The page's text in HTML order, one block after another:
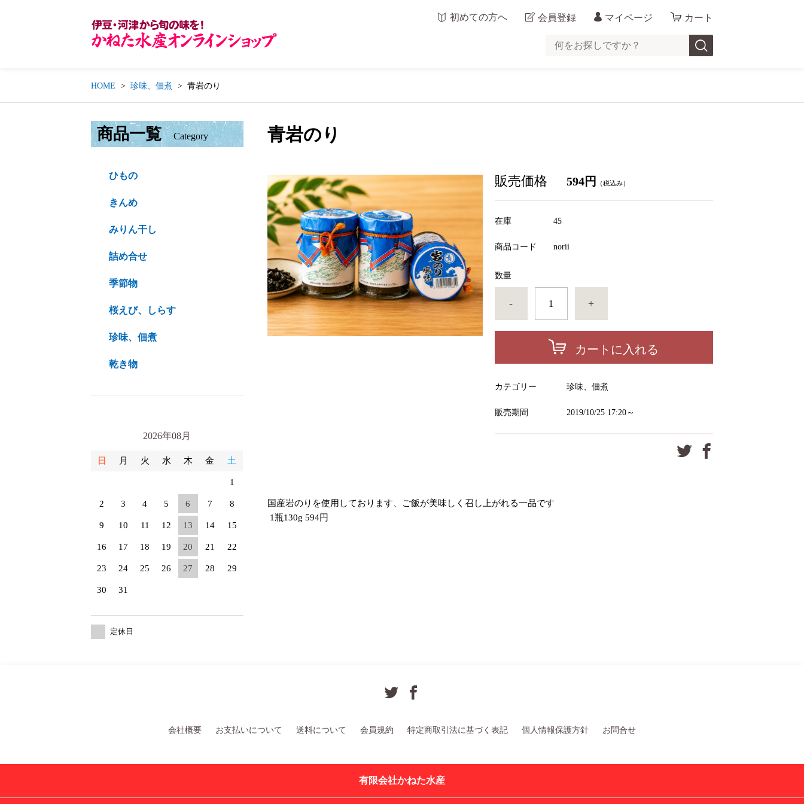
初めての方へ 会員登録 マイページ カート
HOME 珍味、佃煮 青岩のり
青岩のり
販売価格 594円 （税込み）
在庫 45
商品コード norii
数量
- +
カートに入れる
カテゴリー 珍味、佃煮
販売期間 2019/10/25 17:20～
国産岩のりを使用しております、ご飯が美味しく召し上がれる一品です
1瓶130g 594円
商品一覧 Category
ひもの
きんめ
みりん干し
詰め合せ
季節物
桜えび、しらす
珍味、佃煮
乾き物
2026年08月
日 月 火 水 木 金 土
1
2 3 4 5 6 7 8
9 10 11 12 13 14 15
16 17 18 19 20 21 22
23 24 25 26 27 28 29
30 31
定休日
会社概要 お支払いについて 送料について 会員規約 特定商取引法に基づく表記 個人情報保護方針 お問合せ
有限会社かねた水産